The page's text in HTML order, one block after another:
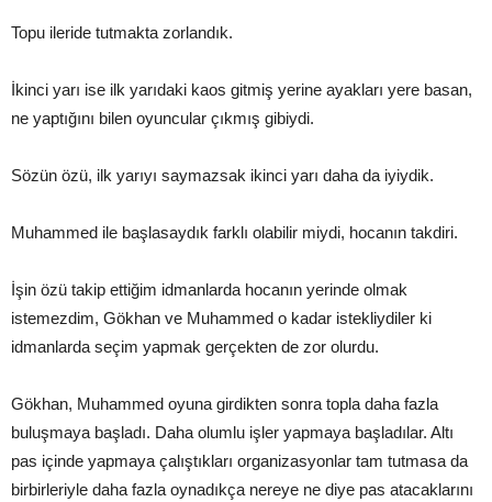
Topu ileride tutmakta zorlandık.
İkinci yarı ise ilk yarıdaki kaos gitmiş yerine ayakları yere basan,
ne yaptığını bilen oyuncular çıkmış gibiydi.
Sözün özü, ilk yarıyı saymazsak ikinci yarı daha da iyiydik.
Muhammed ile başlasaydık farklı olabilir miydi, hocanın takdiri.
İşin özü takip ettiğim idmanlarda hocanın yerinde olmak
istemezdim, Gökhan ve Muhammed o kadar istekliydiler ki
idmanlarda seçim yapmak gerçekten de zor olurdu.
Gökhan, Muhammed oyuna girdikten sonra topla daha fazla
buluşmaya başladı. Daha olumlu işler yapmaya başladılar. Altı
pas içinde yapmaya çalıştıkları organizasyonlar tam tutmasa da
birbirleriyle daha fazla oynadıkça nereye ne diye pas atacaklarını